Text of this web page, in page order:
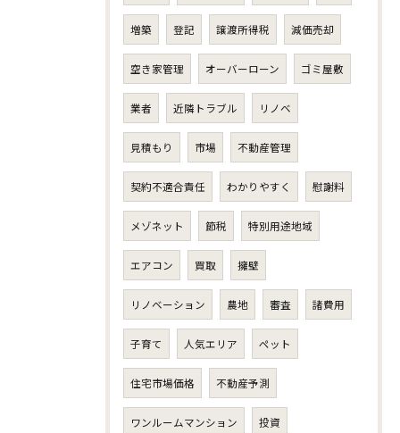
増築 登記 譲渡所得税 減価売却
空き家管理 オーバーローン ゴミ屋敷
業者 近隣トラブル リノベ
見積もり 市場 不動産管理
契約不適合責任 わかりやすく 慰謝料
メゾネット 節税 特別用途地域
エアコン 買取 擁壁
リノベーション 農地 審査 諸費用
子育て 人気エリア ペット
住宅市場価格 不動産予測
ワンルームマンション 投資